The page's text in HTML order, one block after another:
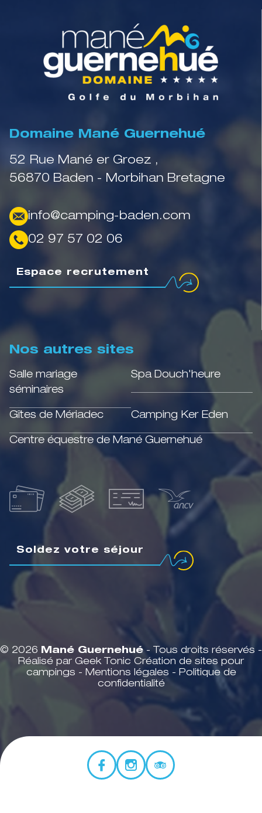
Domaine Mané Guernehué
52 Rue Mané er Groez ,
56870 Baden - Morbihan Bretagne
info@camping-baden.com
02 97 57 02 06
Espace recrutement
Nos autres sites
Salle mariage
séminaires
Spa Douch'heure
Gîtes de Mériadec Camping Ker Eden
Centre équestre de Mané Guernehué
Soldez votre séjour
© 2026 Mané Guernehué- Tous droits réservés -
Réalisé par Geek Tonic Création de sites pour
campings - Mentions légales - Politique de
confidentialité